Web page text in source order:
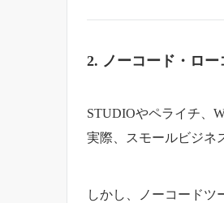
2. ノーコード・ロ
STUDIOやペライチ、
実際、スモールビジネ
しかし、ノーコードツ